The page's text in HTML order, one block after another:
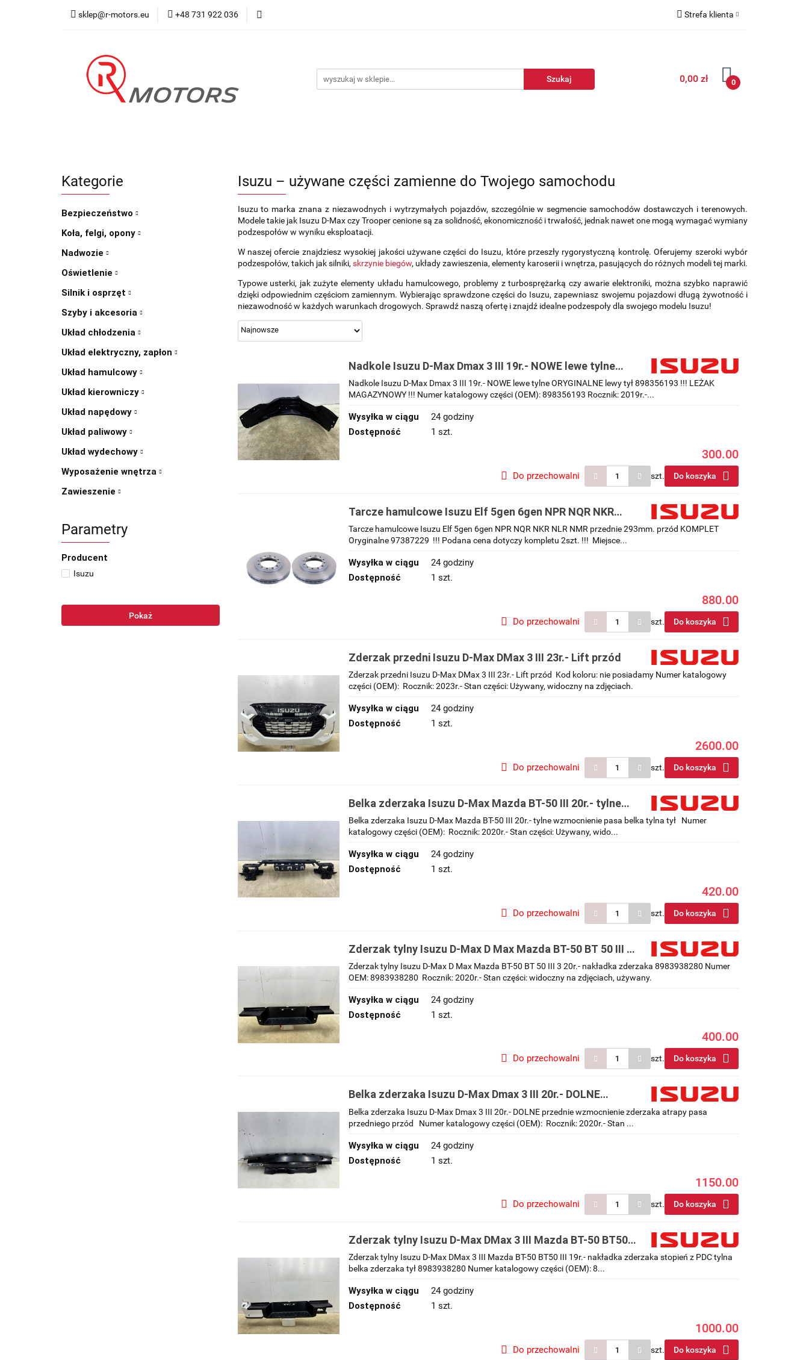
sklep@r-motors.eu +48 731 922 036 Strefa klienta
Dodaj zgłoszenie
0,00 zł 0
Kategorie
Bezpieczeństwo
Koła, felgi, opony
Nadwozie
Oświetlenie
Silnik i osprzęt
Szyby i akcesoria
Układ chłodzenia
Układ elektryczny, zapłon
Układ hamulcowy
Układ kierowniczy
Układ napędowy
Układ paliwowy
Układ wydechowy
Wyposażenie wnętrza
Zawieszenie
Parametry
Producent
Isuzu
Pokaż
Isuzu – używane części zamienne do Twojego samochodu
Isuzu to marka znana z niezawodnych i wytrzymałych pojazdów, szczególnie w segmencie samochodów dostawczych i terenowych.
Modele takie jak Isuzu D-Max czy Trooper cenione są za solidność, ekonomiczność i trwałość, jednak nawet one mogą wymagać wymiany
podzespołów w wyniku eksploatacji.
W naszej ofercie znajdziesz wysokiej jakości używane części do Isuzu, które przeszły rygorystyczną kontrolę. Oferujemy szeroki wybór
podzespołów, takich jak silniki, skrzynie biegów, układy zawieszenia, elementy karoserii i wnętrza, pasujących do różnych modeli tej marki.
Typowe usterki, jak zużyte elementy układu hamulcowego, problemy z turbosprężarką czy awarie elektroniki, można szybko naprawić
dzięki odpowiednim częściom zamiennym. Wybierając sprawdzone części do Isuzu, zapewniasz swojemu pojazdowi długą żywotność i
niezawodność w każdych warunkach drogowych. Sprawdź naszą ofertę i znajdź idealne podzespoły dla swojego modelu Isuzu!
Nadkole Isuzu D-Max Dmax 3 III 19r.- NOWE lewe tylne
ORYGINALNE lewy tył 898356193
Nadkole Isuzu D-Max Dmax 3 III 19r.- NOWE lewe tylne ORYGINALNE lewy tył 898356193 !!! LEŻAK
MAGAZYNOWY !!! Numer katalogowy części (OEM): 898356193 Rocznik: 2019r.-...
Wysyłka w ciągu
24 godziny
Dostępność
1 szt.
300.00
szt. Do koszyka
Do przechowalni
Tarcze hamulcowe Isuzu Elf 5gen 6gen NPR NQR NKR
NLR NMR przednie 293mm. przód KOMPLET Oryginalne
97387229
Tarcze hamulcowe Isuzu Elf 5gen 6gen NPR NQR NKR NLR NMR przednie 293mm. przód KOMPLET
Oryginalne 97387229 !!! Podana cena dotyczy kompletu 2szt. !!! Miejsce...
Wysyłka w ciągu
24 godziny
Dostępność
1 szt.
880.00
szt. Do koszyka
Do przechowalni
Zderzak przedni Isuzu D-Max DMax 3 III 23r.- Lift przód
Zderzak przedni Isuzu D-Max DMax 3 III 23r.- Lift przód Kod koloru: nie posiadamy Numer katalogowy
części (OEM): Rocznik: 2023r.- Stan części: Używany, widoczny na zdjęciach.
Wysyłka w ciągu
24 godziny
Dostępność
1 szt.
2600.00
szt. Do koszyka
Do przechowalni
Belka zderzaka Isuzu D-Max Mazda BT-50 III 20r.- tylne
wzmocnienie pasa belka tylna tył
Belka zderzaka Isuzu D-Max Mazda BT-50 III 20r.- tylne wzmocnienie pasa belka tylna tył Numer
katalogowy części (OEM): Rocznik: 2020r.- Stan części: Używany, wido...
Wysyłka w ciągu
24 godziny
Dostępność
1 szt.
420.00
szt. Do koszyka
Do przechowalni
Zderzak tylny Isuzu D-Max D Max Mazda BT-50 BT 50 III 3
20r.- nakładka zderzaka 8983938280
Zderzak tylny Isuzu D-Max D Max Mazda BT-50 BT 50 III 3 20r.- nakładka zderzaka 8983938280 Numer
OEM: 8983938280 Rocznik: 2020r.- Stan części: widoczny na zdjęciach, używany.
Wysyłka w ciągu
24 godziny
Dostępność
1 szt.
400.00
szt. Do koszyka
Do przechowalni
Belka zderzaka Isuzu D-Max Dmax 3 III 20r.- DOLNE
przednie wzmocnienie zderzaka atrapy pasa przedniego
przód
Belka zderzaka Isuzu D-Max Dmax 3 III 20r.- DOLNE przednie wzmocnienie zderzaka atrapy pasa
przedniego przód Numer katalogowy części (OEM): Rocznik: 2020r.- Stan ...
Wysyłka w ciągu
24 godziny
Dostępność
1 szt.
1150.00
szt. Do koszyka
Do przechowalni
Zderzak tylny Isuzu D-Max DMax 3 III Mazda BT-50 BT50
III 19r.- nakładka zderzaka stopień PDC tylna belka
zderzaka tył
Zderzak tylny Isuzu D-Max DMax 3 III Mazda BT-50 BT50 III 19r.- nakładka zderzaka stopień z PDC tylna
belka zderzaka tył 8983938280 Numer katalogowy części (OEM): 8...
Wysyłka w ciągu
24 godziny
Dostępność
1 szt.
1000.00
szt. Do koszyka
Do przechowalni